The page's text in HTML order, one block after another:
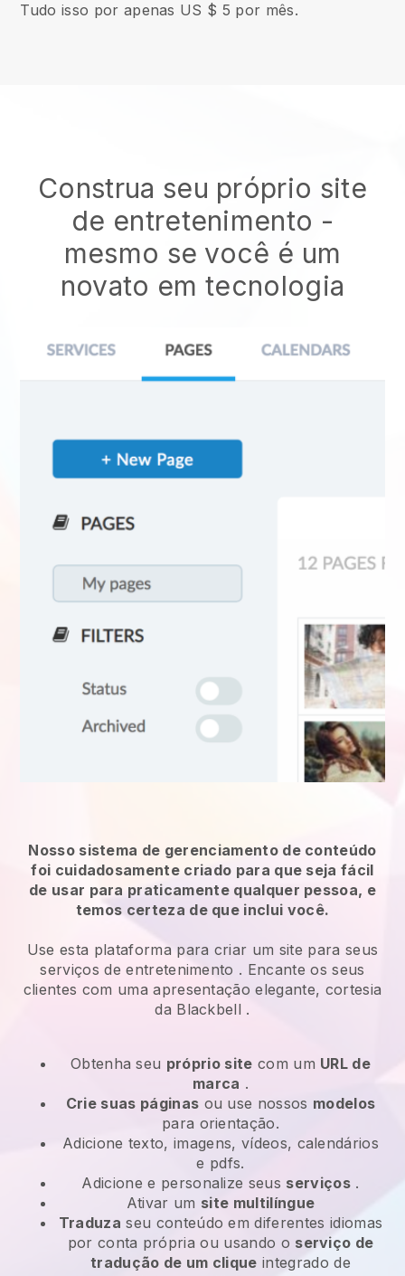
Tudo isso por apenas US $ 5 por mês.
Construa seu próprio site
de entretenimento -
mesmo se você é um
novato em tecnologia
Nosso sistema de gerenciamento de conteúdo
foi cuidadosamente criado para que seja fácil
de usar para praticamente qualquer pessoa, e
temos certeza de que inclui você.
Use esta plataforma para criar um site para seus
serviços de entretenimento . Encante os seus
clientes com uma apresentação elegante, cortesia
da Blackbell .
Obtenha seu próprio site com um URL de
marca .
Crie suas páginas ou use nossos modelos
para orientação.
Adicione texto, imagens, vídeos, calendários
e pdfs.
Adicione e personalize seus serviços.
Ativar um site multilíngue
Traduza seu conteúdo em diferentes idiomas
por conta própria ou usando o serviço de
tradução de um clique integrado de